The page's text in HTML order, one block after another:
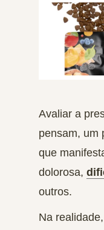
Avaliar a
pensam, um
que
dolorosa,
outros.
Na